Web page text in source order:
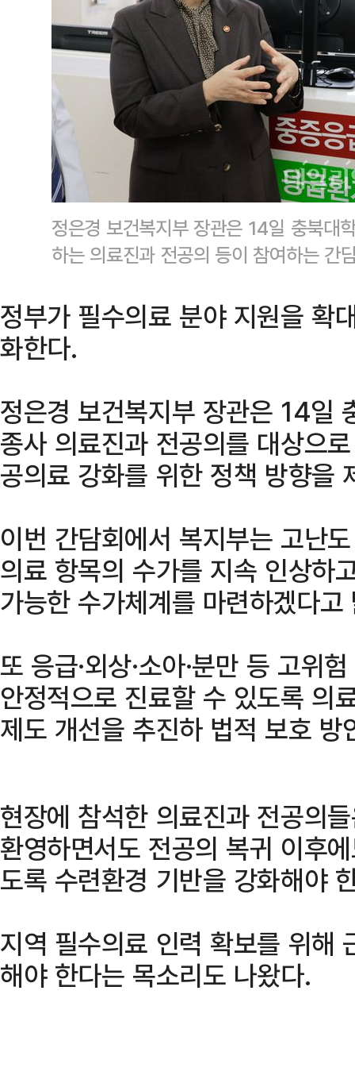
정은경 보건복지부 장관은 14일 충북대
하는 의료진과 전공의 등이 참여하는
정부가 필수의료 분야 지원을 확
화한다.
정은경 보건복지부 장관은 14일
종사 의료진과 전공의를 대상으
공의료 강화를 위한 정책 방향을
이번 간담회에서 복지부는 고난
의료 항목의 수가를 지속 인상
가능한 수가체계를 마련하겠다고
또 응급·외상·소아·분만 등 고위
안정적으로 진료할 수 있도록 의
제도 개선을 추진하 법적 보호
현장에 참석한 의료진과 전공의
환영하면서도 전공의 복귀 이후
도록 수련환경 기반을 강화해야
지역 필수의료 인력 확보를 위해
해야 한다는 목소리도 나왔다.